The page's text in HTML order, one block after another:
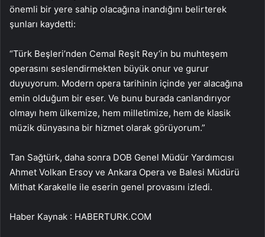
önemli bir yere sahip olacağına inandığını belirterek
şunları kaydetti:
“Türk Beşleri’nden Cemal Reşit Rey’in bu muhteşem
operasını seslendirmekten büyük onur ve gurur
duyuyorum. Modern opera tarihinin içinde yer alacağına
emin olduğum bir eser. Ve bunu burada canlandırıyor
olmayı hem ülkemize, hem milletimize, hem de klasik
müzik dünyasına bir hizmet olarak görüyorum.”
Tan Sağtürk, daha sonra DOB Genel Müdür Yardımcısı
Ahmet Volkan Ersoy ve Ankara Opera ve Balesi Müdürü
Mithat Karakelle ile eserin genel provasını izledi.
Haber Kaynak : HABERTURK.COM